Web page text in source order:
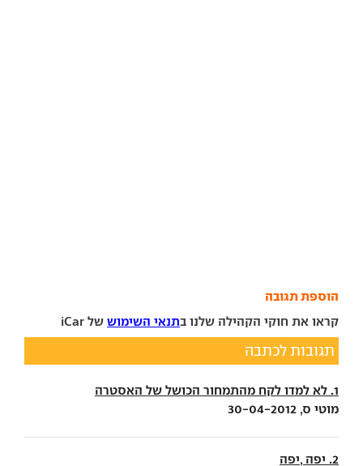
הוספת תגובה
קראו את חוקי הקהילה שלנו בתנאי השימוש של iCar
תגובות לכתבה
1. לא למדו לקח מהתמחור הכושל של האסטרה
מוטי ס, 30-04-2012
2. יפה ,יפה